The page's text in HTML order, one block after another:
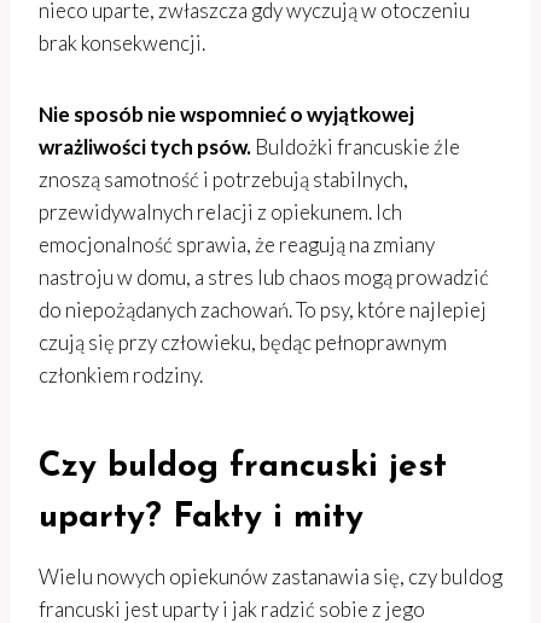
nieco uparte, zwłaszcza gdy wyczują w otoczeniu
brak konsekwencji.
Nie sposób nie wspomnieć o wyjątkowej
wrażliwości tych psów. Buldożki francuskie źle
znoszą samotność i potrzebują stabilnych,
przewidywalnych relacji z opiekunem. Ich
emocjonalność sprawia, że reagują na zmiany
nastroju w domu, a stres lub chaos mogą prowadzić
do niepożądanych zachowań. To psy, które najlepiej
czują się przy człowieku, będąc pełnoprawnym
członkiem rodziny.
Czy buldog francuski jest
uparty? Fakty i mity
Wielu nowych opiekunów zastanawia się, czy buldog
francuski jest uparty i jak radzić sobie z jego